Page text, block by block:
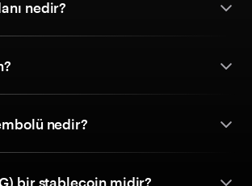
nedir?
nedir?
bir stablecoin midir?